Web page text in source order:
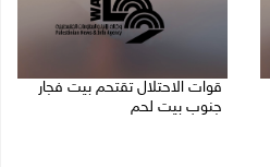
قوات الاحتلال تقتحم بيت فجار
جنوب بيت لحم